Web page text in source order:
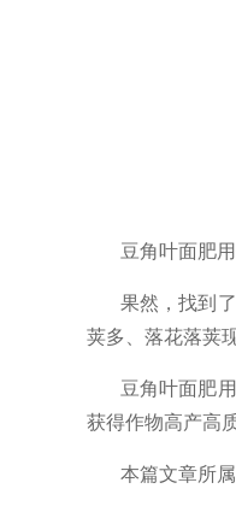
豆角叶面肥
果然，找到
荚多、落花落荚
豆角叶面肥
获得作物高产高
本篇文章所